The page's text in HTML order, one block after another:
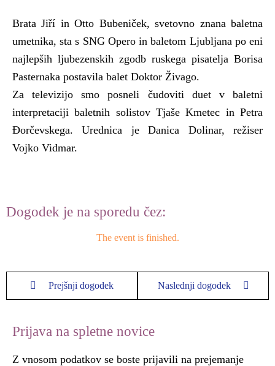
Brata Jiří in Otto Bubeniček, svetovno znana baletna
umetnika, sta s SNG Opero in baletom Ljubljana po eni
najlepših ljubezenskih zgodb ruskega pisatelja Borisa
Pasternaka postavila balet Doktor Živago.
Za televizijo smo posneli čudoviti duet v baletni
interpretaciji baletnih solistov Tjaše Kmetec in Petra
Đorčevskega. Urednica je Danica Dolinar, režiser
Vojko Vidmar.
Dogodek je na sporedu čez:
The event is finished.
Prejšnji dogodek Naslednji dogodek
Prijava na spletne novice
Z vnosom podatkov se boste prijavili na prejemanje